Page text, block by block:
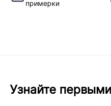
примерки
Узнайте